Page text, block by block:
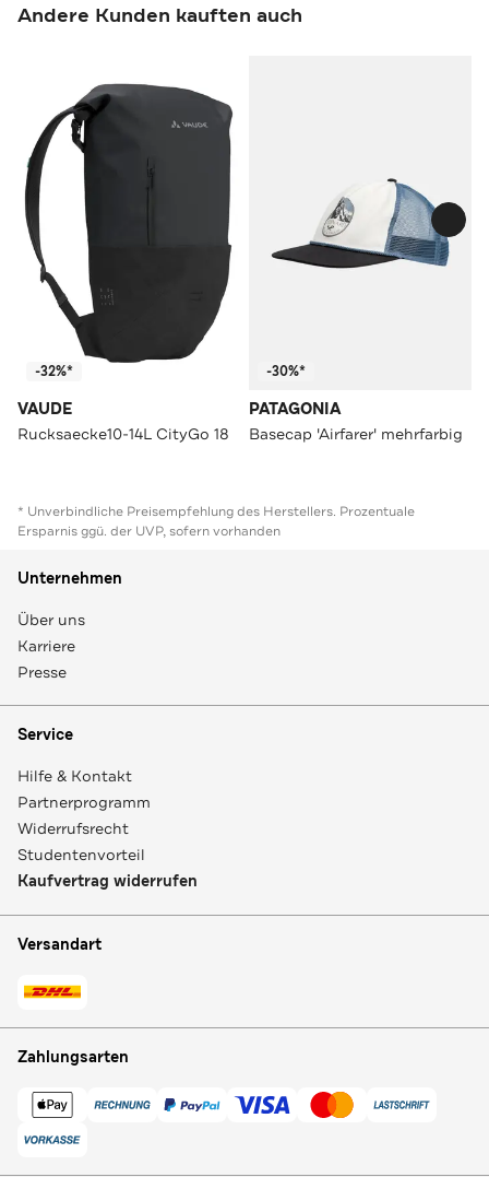
Andere Kunden kauften auch
-32%*
VAUDE
Rucksaecke10-14L CityGo 18
-30%*
PATAGONIA
Basecap 'Airfarer' mehrfarbig
* Unverbindliche Preisempfehlung des Herstellers. Prozentuale
Ersparnis ggü. der UVP, sofern vorhanden
Unternehmen
Über uns
Karriere
Presse
Service
Hilfe & Kontakt
Partnerprogramm
Widerrufsrecht
Studentenvorteil
Kaufvertrag widerrufen
Versandart
Zahlungsarten